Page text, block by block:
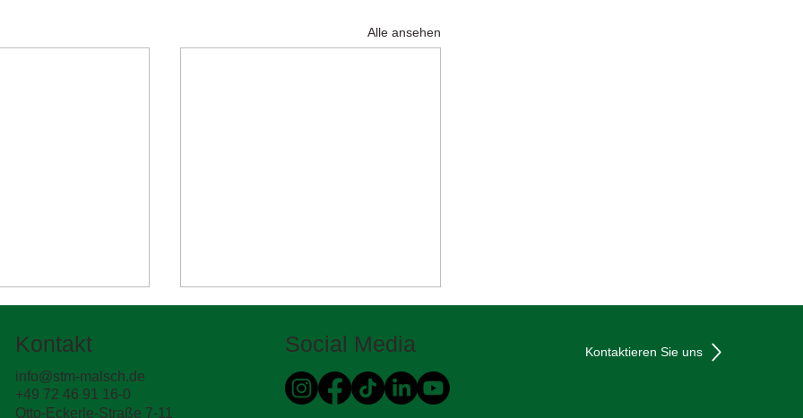
Alle ansehen
Kontakt
info@stm-malsch.de
+49 72 46 91 16-0
Otto-Eckerle-Straße 7-11
Social Media Kontaktieren Sie uns